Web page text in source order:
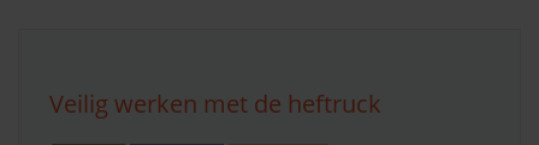
Veilig werken met de heftruck